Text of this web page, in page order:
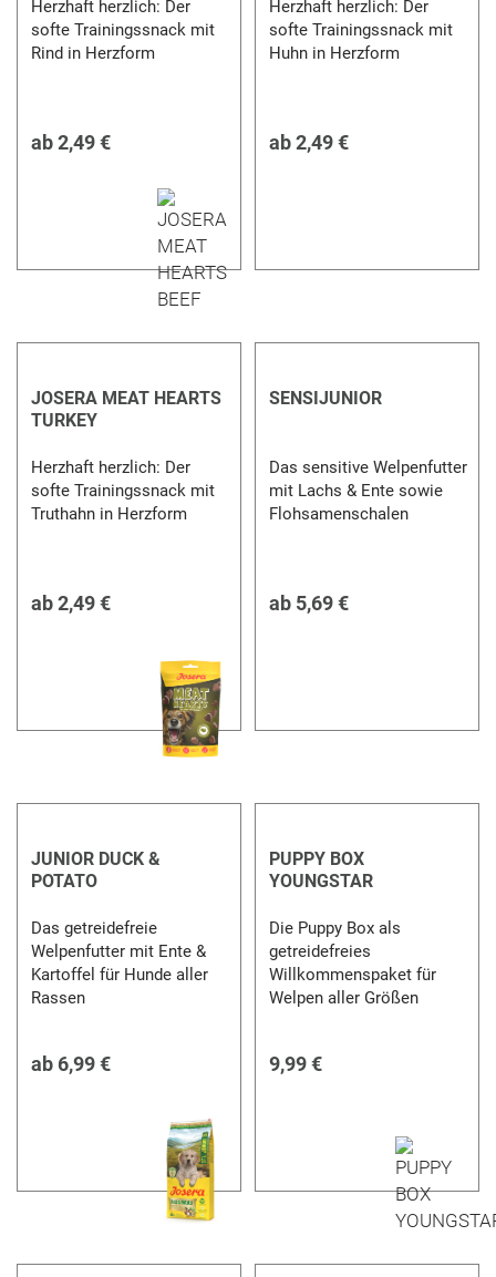
Herzhaft herzlich: Der
softe Trainingssnack mit
Rind in Herzform
ab2,49 €
Herzhaft herzlich: Der
softe Trainingssnack mit
Huhn in Herzform
ab2,49 €
JOSERA MEAT HEARTS
TURKEY
Herzhaft herzlich: Der
softe Trainingssnack mit
Truthahn in Herzform
ab2,49 €
SENSIJUNIOR
Das sensitive Welpenfutter
mit Lachs & Ente sowie
Flohsamenschalen
ab 5,69 €
JUNIOR DUCK &
POTATO
Das getreidefreie
Welpenfutter mit Ente &
Kartoffel für Hunde aller
Rassen
ab 6,99 €
PUPPY BOX
YOUNGSTAR
Die Puppy Box als
getreidefreies
Willkommenspaket für
Welpen aller Größen
9,99 €